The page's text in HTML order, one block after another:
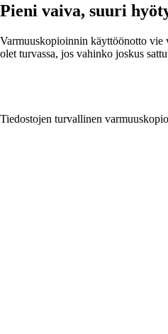
Pieni vaiva, suuri
Varmuuskopioinnin käyttöönotto vie
olet turvassa, jos vahinko joskus
Tiedostojen turvallinen